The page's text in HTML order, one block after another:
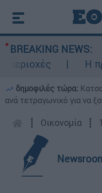
BREAKING NEWS:
Η
δημοφιλές τώρα:
ανά τετραγωνικό για να
┋ Οικονομία ┋